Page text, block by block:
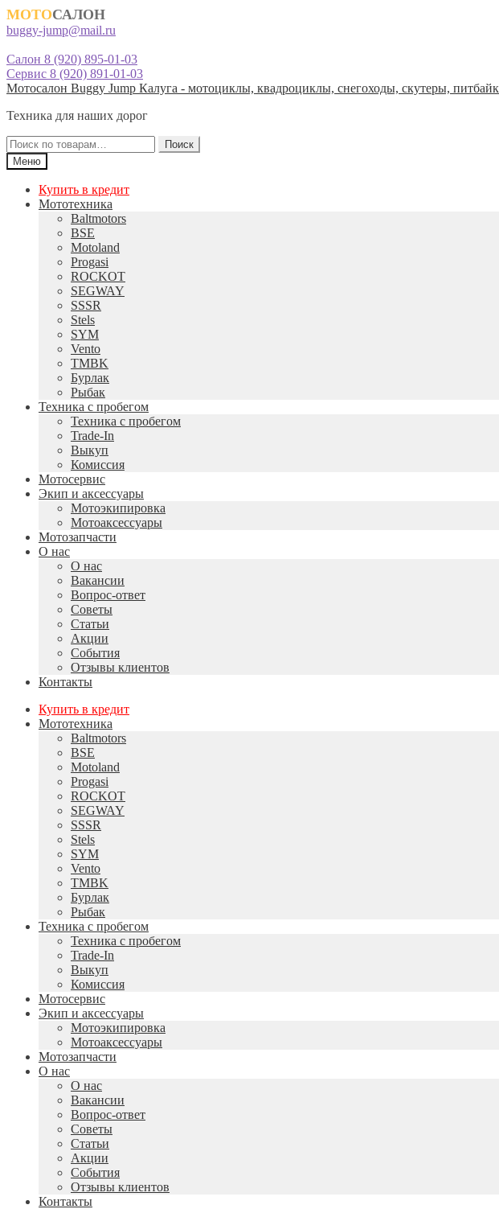
МОТОСАЛОН
buggy-jump@mail.ru
Салон 8 (920) 895-01-03
Сервис 8 (920) 891-01-03
Перейти
навигации
Перейти
содержимому
Мотосалон Buggy Jump Калуга - мотоциклы, квадроциклы, снегоходы, скутеры,
Техника для наших дорог
Искать:
Поиск
Меню
Купить в кредит
Мототехника
Baltmotors
BSE
Motoland
Progasi
ROCKOT
SEGWAY
SSSR
Stels
SYM
Vento
TMBK
Бурлак
Рыбак
Техника с пробегом
Техника с пробегом
Trade-In
Выкуп
Комиссия
Мотосервис
Экип и аксессуары
Мотоэкипировка
Мотоаксессуары
Мотозапчасти
О нас
О нас
Вакансии
Вопрос-ответ
Советы
Статьи
Акции
События
Отзывы клиентов
Контакты
Купить в кредит
Мототехника
Baltmotors
BSE
Motoland
Progasi
ROCKOT
SEGWAY
SSSR
Stels
SYM
Vento
TMBK
Бурлак
Рыбак
Техника с пробегом
Техника с пробегом
Trade-In
Выкуп
Комиссия
Мотосервис
Экип и аксессуары
Мотоэкипировка
Мотоаксессуары
Мотозапчасти
О нас
О нас
Вакансии
Вопрос-ответ
Советы
Статьи
Акции
События
Отзывы клиентов
Контакты